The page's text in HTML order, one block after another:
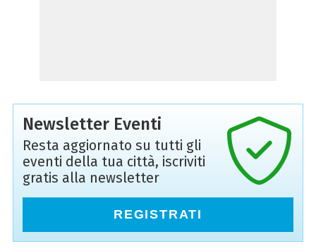
Newsletter Eventi
Resta aggiornato su tutti gli
eventi della tua città, iscriviti
gratis alla newsletter
REGISTRATI